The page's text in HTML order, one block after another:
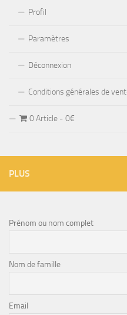
Profil
Paramètres
Déconnexion
Conditions générales de
0 Article 0€
PLUS
Prénom ou nom complet
Nom de famille
Email